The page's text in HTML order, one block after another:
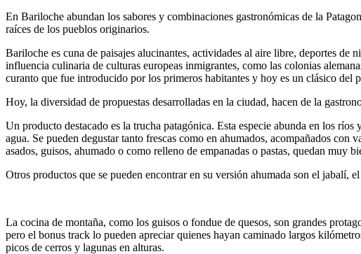
En Bariloche abundan los sabores y combinaciones gastronómicas de la
raíces de los pueblos originarios.
Bariloche es cuna de paisajes alucinantes, actividades al aire libre, deportes
influencia culinaria de culturas europeas inmigrantes, como las colonias
curanto que fue introducido por los primeros habitantes y hoy es un clásico
Hoy, la diversidad de propuestas desarrolladas en la ciudad, hacen de la
Un producto destacado es la trucha patagónica. Esta especie abunda en los
agua. Se pueden degustar tanto frescas como en ahumados, acompañados
asados, guisos, ahumado o como relleno de empanadas o pastas, quedan muy
Otros productos que se pueden encontrar en su versión ahumada son el jabalí,
La cocina de montaña, como los guisos o fondue de quesos, son grandes
pero el bonus track lo pueden apreciar quienes hayan caminado largos
picos de cerros y lagunas en alturas.